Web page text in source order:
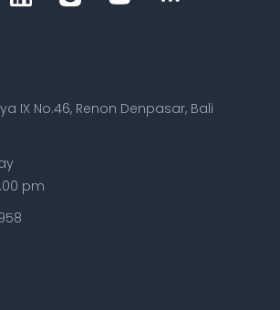
IX No.46, Renon Denpasar, Bali
pm